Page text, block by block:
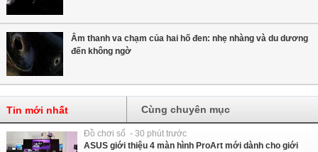
Âm thanh va chạm của hai hố đen: nhẹ nhàng và du dương
đến không ngờ
Tin mới nhất Cùng chuyên mục
Đồ chơi số - 30 phút trước
ASUS giới thiệu 4 màn hình ProArt mới dành cho giới